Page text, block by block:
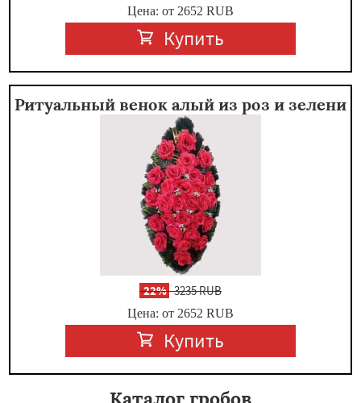
Цена: от 2652 RUB
Купить
Ритуальный венок алый из роз и зелени
-22%3235 RUB
Цена: от 2652 RUB
Купить